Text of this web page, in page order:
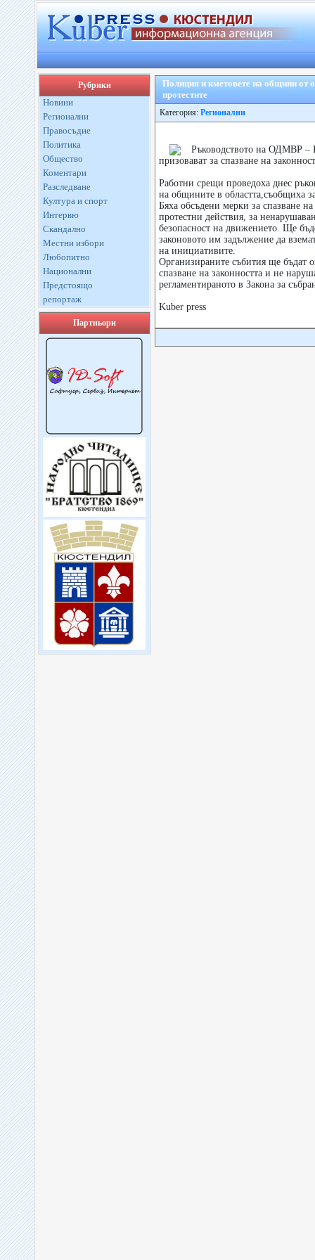
Рубрики
Новини
Регионални
Правосъдие
Политика
Общество
Коментари
Разследване
Култура и спорт
Интервю
Скандално
Местни избори
Любопитно
Национални
Предстоящо
репортаж
Партньори
Полиция и кметовете на общини от
протестите
Категория: Регионални
Ръководството на ОДМВР –
призовават за спазване на
Работни срещи проведоха днес
на общините в областта,съобщиха
Бяха обсъдени мерки за спазване
протестни действия, за
безопасност на движението. Ще
законовото им задължение да
на инициативите.
Организираните събития ще бъдат
спазване на законността и не
регламентираното в Закона за
Kuber press